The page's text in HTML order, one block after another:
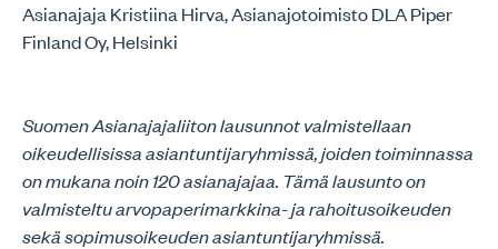
Asianajaja Kristiina Hirva, Asianajotoimisto DLA Piper
Finland Oy, Helsinki
Suomen Asianajajaliiton lausunnot valmistellaan
oikeudellisissa asiantuntijaryhmissä, joiden toiminnassa
on mukana noin 120 asianajajaa. Tämä lausunto on
valmisteltu arvopaperimarkkina- ja rahoitusoikeuden
sekä sopimusoikeuden asiantuntijaryhmissä.